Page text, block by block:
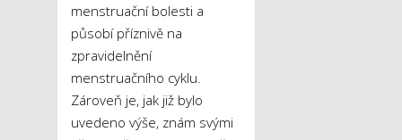
menstruační bolesti a
působí příznivě na
zpravidelnění
menstruačního cyklu.
Zároveň je, jak již bylo
uvedeno výše, znám svými